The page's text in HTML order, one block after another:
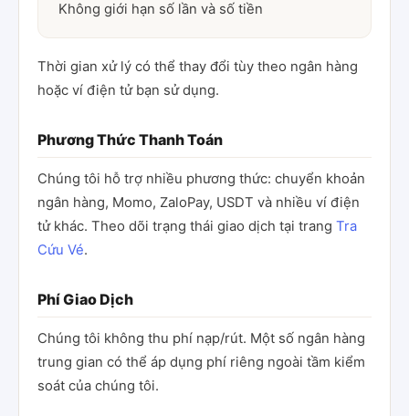
Không giới hạn số lần và số tiền
Thời gian xử lý có thể thay đổi tùy theo ngân hàng
hoặc ví điện tử bạn sử dụng.
Phương Thức Thanh Toán
Chúng tôi hỗ trợ nhiều phương thức: chuyển khoản
ngân hàng, Momo, ZaloPay, USDT và nhiều ví điện
tử khác. Theo dõi trạng thái giao dịch tại trang Tra
Cứu Vé.
Phí Giao Dịch
Chúng tôi không thu phí nạp/rút. Một số ngân hàng
trung gian có thể áp dụng phí riêng ngoài tầm kiểm
soát của chúng tôi.